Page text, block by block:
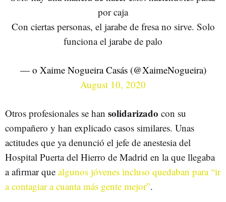
por caja
Con ciertas personas, el jarabe de fresa no sirve. Solo
funciona el jarabe de palo
— o Xaime Nogueira Casás (@XaimeNogueira)
August 10, 2020
Otros profesionales se han solidarizado con su
compañero y han explicado casos similares. Unas
actitudes que ya denunció el jefe de anestesia del
Hospital Puerta del Hierro de Madrid en la que llegaba
a afirmar que algunos jóvenes incluso quedaban para “ir
a contagiar a cuanta más gente mejor”.